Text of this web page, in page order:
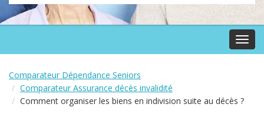
Comparateur Dépendance Seniors
Comparateur Assurance décès invalidité
Comment organiser les biens en indivision suite au décès ?